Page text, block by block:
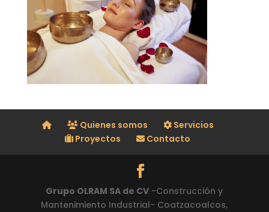
Quienes somos
Servicios
Proyectos
Contacto
Grupo OLRAM SA de CV -Construcción y
Mantenimiento Industrial- Coatzacoalcos,